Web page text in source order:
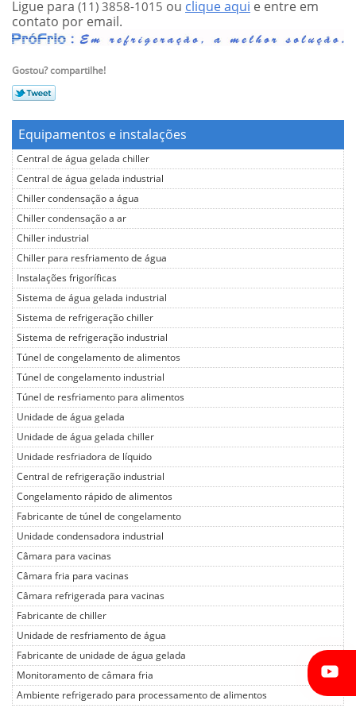
Ligue para (11) 3858-1015 ou clique aqui e entre em
contato por email.
Gostou? compartilhe!
Equipamentos e instalações
Central de água gelada chiller
Central de água gelada industrial
Chiller condensação a água
Chiller condensação a ar
Chiller industrial
Chiller para resfriamento de água
Instalações frigoríficas
Sistema de água gelada industrial
Sistema de refrigeração chiller
Sistema de refrigeração industrial
Túnel de congelamento de alimentos
Túnel de congelamento industrial
Túnel de resfriamento para alimentos
Unidade de água gelada
Unidade de água gelada chiller
Unidade resfriadora de líquido
Central de refrigeração industrial
Congelamento rápido de alimentos
Fabricante de túnel de congelamento
Unidade condensadora industrial
Câmara para vacinas
Câmara fria para vacinas
Câmara refrigerada para vacinas
Fabricante de chiller
Unidade de resfriamento de água
Fabricante de unidade de água gelada
Monitoramento de câmara fria
Ambiente refrigerado para processamento de alimentos